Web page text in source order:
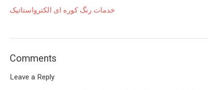
خدمات رنگ کوره ای الکترواستاتیک
Comments
Leave a Reply